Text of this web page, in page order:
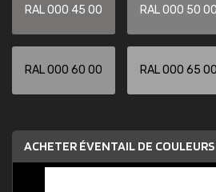
RAL 000 45 00 RAL 000 50 00
RAL 000 60 00 RAL 000 65 00
ACHETER ÉVENTAIL DE